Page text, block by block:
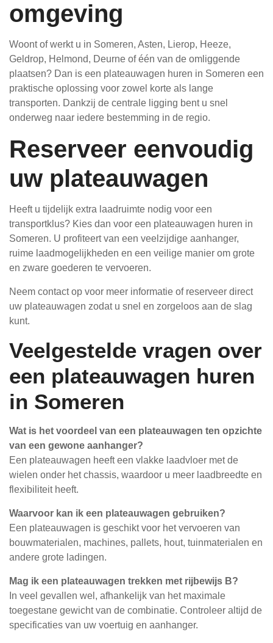
omgeving
Woont of werkt u in Someren, Asten, Lierop, Heeze,
Geldrop, Helmond, Deurne of één van de omliggende
plaatsen? Dan is een plateauwagen huren in Someren een
praktische oplossing voor zowel korte als lange
transporten. Dankzij de centrale ligging bent u snel
onderweg naar iedere bestemming in de regio.
Reserveer eenvoudig
uw plateauwagen
Heeft u tijdelijk extra laadruimte nodig voor een
transportklus? Kies dan voor een plateauwagen huren in
Someren. U profiteert van een veelzijdige aanhanger,
ruime laadmogelijkheden en een veilige manier om grote
en zware goederen te vervoeren.
Neem contact op voor meer informatie of reserveer direct
uw plateauwagen zodat u snel en zorgeloos aan de slag
kunt.
Veelgestelde vragen over
een plateauwagen huren
in Someren
Wat is het voordeel van een plateauwagen ten opzichte
van een gewone aanhanger?
Een plateauwagen heeft een vlakke laadvloer met de
wielen onder het chassis, waardoor u meer laadbreedte en
flexibiliteit heeft.
Waarvoor kan ik een plateauwagen gebruiken?
Een plateauwagen is geschikt voor het vervoeren van
bouwmaterialen, machines, pallets, hout, tuinmaterialen en
andere grote ladingen.
Mag ik een plateauwagen trekken met rijbewijs B?
In veel gevallen wel, afhankelijk van het maximale
toegestane gewicht van de combinatie. Controleer altijd de
specificaties van uw voertuig en aanhanger.